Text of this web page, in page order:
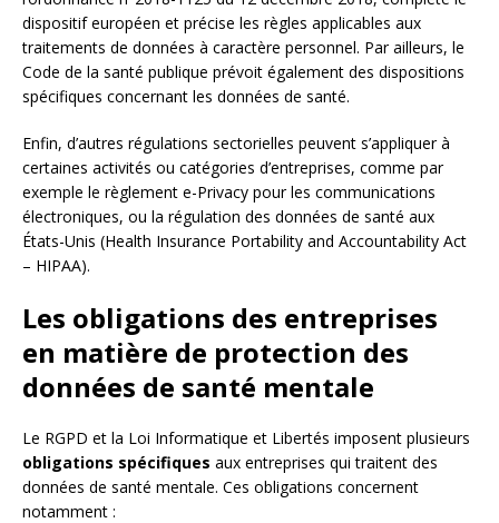
dispositif européen et précise les règles applicables aux
traitements de données à caractère personnel. Par ailleurs, le
Code de la santé publique prévoit également des dispositions
spécifiques concernant les données de santé.
Enfin, d’autres régulations sectorielles peuvent s’appliquer à
certaines activités ou catégories d’entreprises, comme par
exemple le règlement e-Privacy pour les communications
électroniques, ou la régulation des données de santé aux
États-Unis (Health Insurance Portability and Accountability Act
– HIPAA).
Les obligations des entreprises
en matière de protection des
données de santé mentale
Le RGPD et la Loi Informatique et Libertés imposent plusieurs
obligations spécifiques aux entreprises qui traitent des
données de santé mentale. Ces obligations concernent
notamment :